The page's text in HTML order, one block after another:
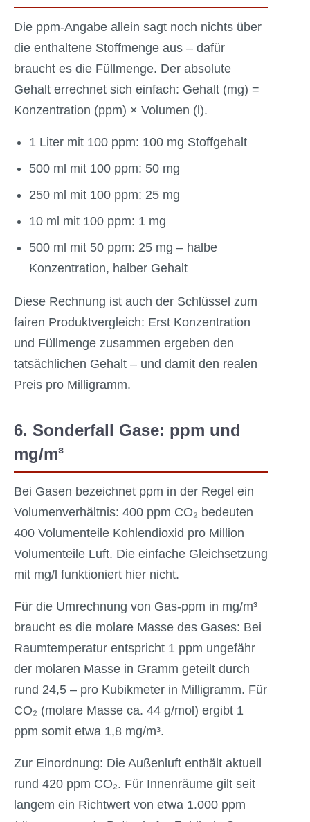
Die ppm-Angabe allein sagt noch nichts über
die enthaltene Stoffmenge aus – dafür
braucht es die Füllmenge. Der absolute
Gehalt errechnet sich einfach: Gehalt (mg) =
Konzentration (ppm) × Volumen (l).
1 Liter mit 100 ppm: 100 mg Stoffgehalt
500 ml mit 100 ppm: 50 mg
250 ml mit 100 ppm: 25 mg
10 ml mit 100 ppm: 1 mg
500 ml mit 50 ppm: 25 mg – halbe
Konzentration, halber Gehalt
Diese Rechnung ist auch der Schlüssel zum
fairen Produktvergleich: Erst Konzentration
und Füllmenge zusammen ergeben den
tatsächlichen Gehalt – und damit den realen
Preis pro Milligramm.
6. Sonderfall Gase: ppm und
mg/m³
Bei Gasen bezeichnet ppm in der Regel ein
Volumenverhältnis: 400 ppm CO₂ bedeuten
400 Volumenteile Kohlendioxid pro Million
Volumenteile Luft. Die einfache Gleichsetzung
mit mg/l funktioniert hier nicht.
Für die Umrechnung von Gas-ppm in mg/m³
braucht es die molare Masse des Gases: Bei
Raumtemperatur entspricht 1 ppm ungefähr
der molaren Masse in Gramm geteilt durch
rund 24,5 – pro Kubikmeter in Milligramm. Für
CO₂ (molare Masse ca. 44 g/mol) ergibt 1
ppm somit etwa 1,8 mg/m³.
Zur Einordnung: Die Außenluft enthält aktuell
rund 420 ppm CO₂. Für Innenräume gilt seit
langem ein Richtwert von etwa 1.000 ppm